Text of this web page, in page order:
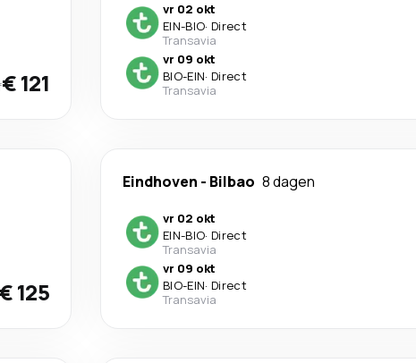
€ 121
vr 02 okt
EIN-BIO· Direct
Transavia
vr 09 okt
BIO-EIN· Direct
Transavia
€ 125
Eindhoven - Bilbao 8 dagen
vr 02 okt
EIN-BIO· Direct
Transavia
vr 09 okt
BIO-EIN· Direct
Transavia